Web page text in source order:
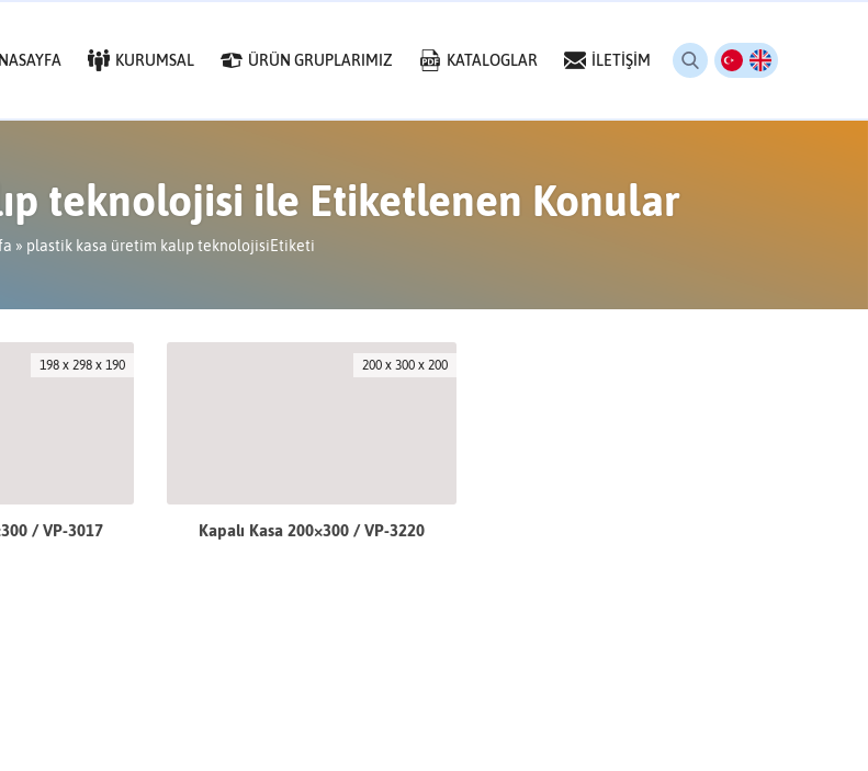
KURUMSAL ÜRÜN GRUPLARIMIZ KATALOGLAR İLETİŞİM
teknolojisi ile Etiketlenen Konular
» plastik kasa üretim kalıp teknolojisiEtiketi
198 x 298 x 190
/ VP-3017
200 x 300 x 200
Kapalı Kasa 200×300 / VP-3220